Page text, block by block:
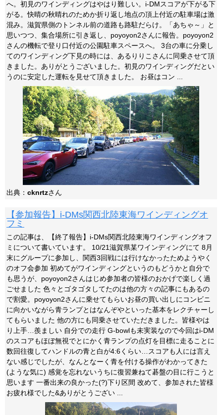
へ。初見のワインディングはやはり難しい。i-DMスコアが下がる下
がる。快晴の秋晴れのためか折り返し地点の頂上付近の駐車場は激
混み。滋賀県側のトンネル前の道路も路駐だらけ。「あちゃ～」と
思いつつ、集合場所に引き返し、poyoyon2さんに報告。poyoyon2
さんの機転で登り口付近の公園駐車スペースへ。 3台の車に分乗し
てのワインディング下見の時には、あるりりこさんに同乗させて頂
きました。ありがとうございました。初見のワインディングだとい
うのに安定した運転を見せて頂きました。 お昼はコン ...
出典： cknrtzさん
【参加報告】i-DMs関西北陸東海ワインディングオ
フミ
この記事は、【終了報告】i-DMs関西北陸東海ワインディングオフ
ミについて書いています。 10/21滋賀県某ワインディングにて 8月
末にグループに参加し、関西3回戦には行けなかったためようやく
のオフ会参加 初めてがワインディングというのもどうかと自分で
も思うが、poyoyon2さんはじめ参加者の皆様のおかげで楽しく過
ごせました 色々とゴタゴタしてたのは他の方々の記事にもあるの
で割愛。poyoyon2さんに乗せてもらいお昼の買い出しにコンビニ
に向かいながら青ランプとはなんぞやといった基本をレクチャーし
てもらいました 他の方にも同乗させていただきました。皆様やは
り上手…羨ましい 自分での走行 G-bowlも未実装なので今回はi-DM
のスコアもほぼ無視でとにかく青ランプの点灯を目標に走ることに
数回往復してハンドルの青と白が4:6くらい…スコアも人には言え
ない感じでしたが、なんとなーく青を付ける操作がわかってきた
(ような気に) 感覚を忘れないうちに復習兼ねて碁盤の目に行こうと
思います 一番出来の良かった(?)下り区間 改めて、参加された皆様
お疲れ様でした&ありがとうござい ...